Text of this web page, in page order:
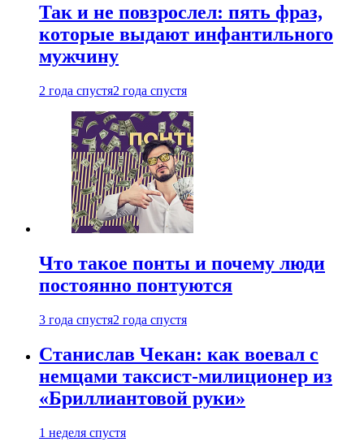
Так и не повзрослел: пять фраз,
которые выдают инфантильного
мужчину
2 года спустя2 года спустя
Что такое понты и почему люди
постоянно понтуются
3 года спустя2 года спустя
Станислав Чекан: как воевал с
немцами таксист-милиционер из
«Бриллиантовой руки»
1 неделя спустя